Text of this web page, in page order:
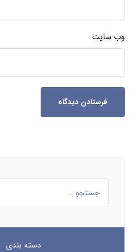
وب‌ سایت
فرستادن دیدگاه
دسته بندی